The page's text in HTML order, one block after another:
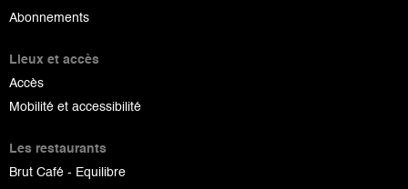
Abonnements
Lieux et accès
Accès
Mobilité et accessibilité
Les restaurants
Brut Café - Equilibre